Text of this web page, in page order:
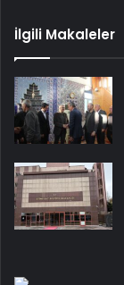
İlgili Makaleler